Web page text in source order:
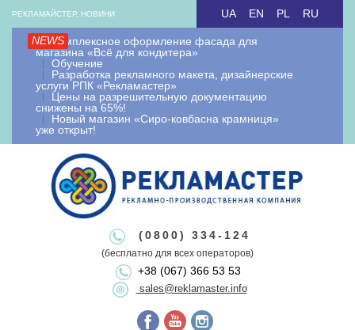
Skip
content
РЕКЛАМАЙСТЕР, НОВИНИ
NEWSКомплексное оформление фасада для
магазина «Всё для кондитера»
Обучение
Разработка рекламного макета, дизайнерские
услуги РПК «Рекламастер»
Цены на разрешительную документацию
снижены на 65%!
Новый магазин «Сиро-ковбасна крамниця»
уже открыт!
UA EN PL RU
Рекламайстер.
Рекламно-
виробнича
Рекламайстер це: виробництво зовнішньої реклами, рекламні
вивіски лайтбокси, об'ємні букви, виносна реклама, штендери.
Виготовлення рекламоносіїв будь якої складності. Виготовляємо
рекламні конструкції під ключ. Оформлення документації та
дозволу на зовнішню рекламу.
(0800) 334-124
(бесплатно для всех операторов)
+38 (067) 366 53 53
sales@reklamaster.info